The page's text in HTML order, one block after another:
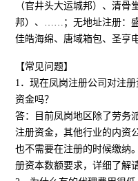
（官井头大运城邦）、清
邦）、……；无地址注册：
佳皓海绵、唐域箱包、圣亨
【常见问题】
1．现在凤岗注册公司对注
资金吗？
答：目前凤岗地区除了劳务
注册资金，其他行业的内资
也不需要在注册的时候缴纳
册资本数额要求，详细了解